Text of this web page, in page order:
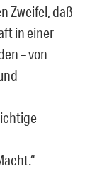
Zweifel, daß
in einer
– von